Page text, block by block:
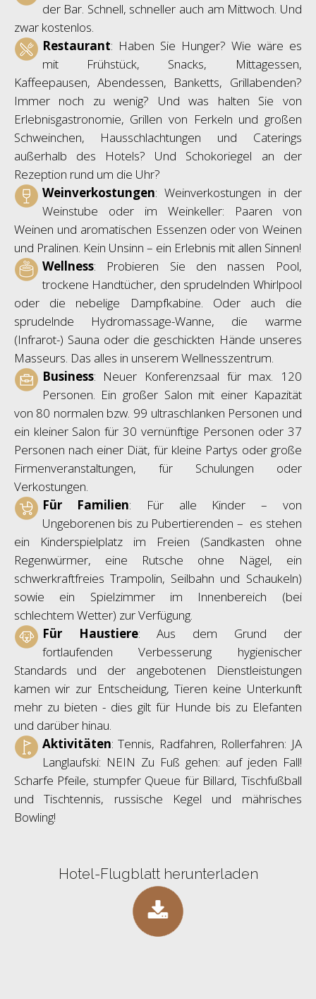
der Bar. Schnell, schneller auch am Mittwoch. Und
zwar kostenlos.
Restaurant: Haben Sie Hunger? Wie wäre es
mit Frühstück, Snacks, Mittagessen,
Kaffeepausen, Abendessen, Banketts, Grillabenden?
Immer noch zu wenig? Und was halten Sie von
Erlebnisgastronomie, Grillen von Ferkeln und großen
Schweinchen, Hausschlachtungen und Caterings
außerhalb des Hotels? Und Schokoriegel an der
Rezeption rund um die Uhr?
Weinverkostungen: Weinverkostungen in der
Weinstube oder im Weinkeller: Paaren von
Weinen und aromatischen Essenzen oder von Weinen
und Pralinen. Kein Unsinn – ein Erlebnis mit allen Sinnen!
Wellness: Probieren Sie den nassen Pool,
trockene Handtücher, den sprudelnden Whirlpool
oder die nebelige Dampfkabine. Oder auch die
sprudelnde Hydromassage-Wanne, die warme
(Infrarot-) Sauna oder die geschickten Hände unseres
Masseurs. Das alles in unserem Wellnesszentrum.
Business: Neuer Konferenzsaal für max. 120
Personen. Ein großer Salon mit einer Kapazität
von 80 normalen bzw. 99 ultraschlanken Personen und
ein kleiner Salon für 30 vernünftige Personen oder 37
Personen nach einer Diät, für kleine Partys oder große
Firmenveranstaltungen, für Schulungen oder
Verkostungen.
Für Familien: Für alle Kinder – von
Ungeborenen bis zu Pubertierenden – es stehen
ein Kinderspielplatz im Freien (Sandkasten ohne
Regenwürmer, eine Rutsche ohne Nägel, ein
schwerkraftfreies Trampolin, Seilbahn und Schaukeln)
sowie ein Spielzimmer im Innenbereich (bei
schlechtem Wetter) zur Verfügung.
Für Haustiere:Aus dem Grund der
fortlaufenden Verbesserung hygienischer
Standards und der angebotenen Dienstleistungen
kamen wir zur Entscheidung, Tieren keine Unterkunft
mehr zu bieten - dies gilt für Hunde bis zu Elefanten
und darüber hinau.
Aktivitäten: Tennis, Radfahren, Rollerfahren: JA
Langlaufski: NEIN Zu Fuß gehen: auf jeden Fall!
Scharfe Pfeile, stumpfer Queue für Billard, Tischfußball
und Tischtennis, russische Kegel und mährisches
Bowling!
Hotel-Flugblatt herunterladen